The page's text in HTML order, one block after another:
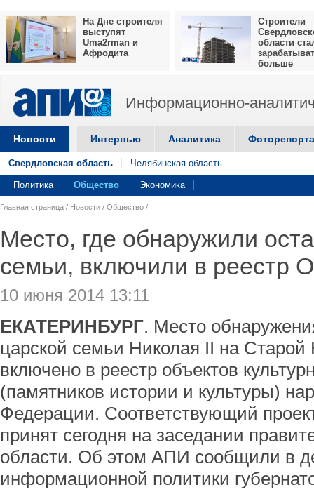
На Дне строителя
выступят
Uma2rman и
Афродита
Строители
области
больше
Информационно-
Новости Интервью Аналитика
Свердловская область Челябинская область
Политика Общество Экономика
Главная страница / Новости / Общество /
Место, где обнаружили
семьи, включили в реестр
10 июня 2014 13:11
ЕКАТЕРИНБУРГ. Место
царской семьи Николая II на Старой
включено в реестр объектов
(памятников истории и культуры)
Федерации. Соответствующий
принят сегодня на заседании
области. Об этом АПИ сообщили в
информационной политики